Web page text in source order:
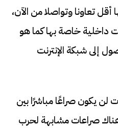
تعاونا وتواصلا من الآن،
داخلية خاصة بها كما هو
إلى شبكة الإنترنت
لن يكون صراعًا مباشرًا بين
هناك صراعات مشابهة لحرب